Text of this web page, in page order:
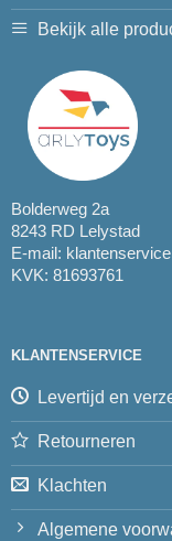
Bekijk alle
Bolderweg 2a
8243 RD Lelystad
E-mail:
KVK: 81693761
KLANTENSERVICE
Levertijd en
Retourneren
Klachten
Algemene